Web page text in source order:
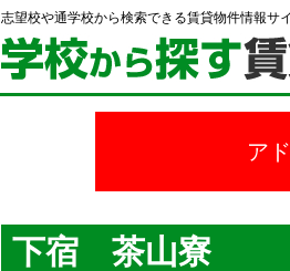
志望校や通学校から検索できる賃貸物件情報サ
ア
下宿 茶山寮